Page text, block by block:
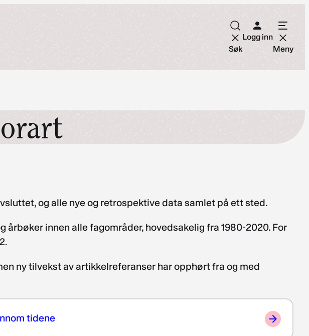
Søk
Logg inn
Meny
og alle nye og retrospektive data samlet på ett sted.
innen alle fagområder, hovedsakelig fra 1980-2020. For
ny tilvekst av artikkelreferanser har opphørt fra og med
tidene